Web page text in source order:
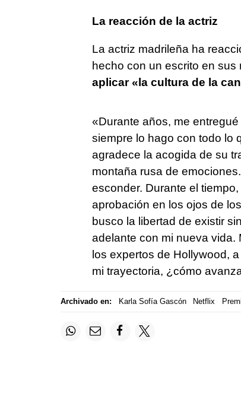
La reacción de la actriz
La actriz madrileña ha
hecho con un escrito en
aplicar «la cultura de la
«Durante años, me
siempre lo hago con todo lo
agradece la acogida de su
montaña rusa de
esconder. Durante el
aprobación en los ojos de
busco la libertad de existir
adelante con mi nueva vida.
los expertos de Hollywood,
mi trayectoria, ¿cómo
Archivado en: Karla Sofía Gascón Netflix